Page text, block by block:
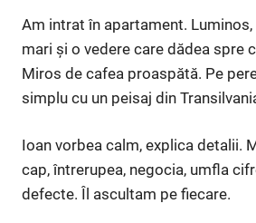
Am intrat în apartament.
mari și o vedere care dădea spre
Miros de cafea proaspătă. Pe
simplu cu un peisaj din
Ioan vorbea calm, explica detalii.
cap, întrerupea, negocia, umfla
defecte. Îl ascultam pe fiecare.